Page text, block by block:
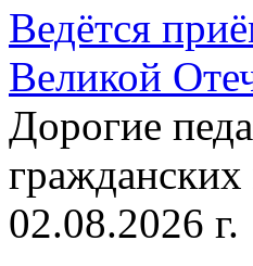
Ведётся
Великой
Дорогие
02.08.2026 г.